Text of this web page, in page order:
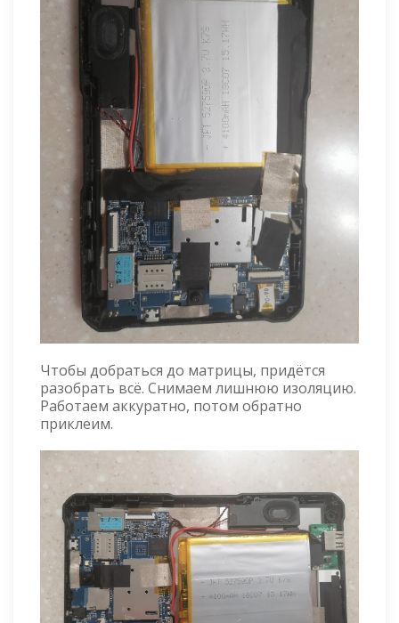
Чтобы добраться до матрицы, придётся
разобрать всё. Снимаем лишнюю изоляцию.
Работаем аккуратно, потом обратно
приклеим.